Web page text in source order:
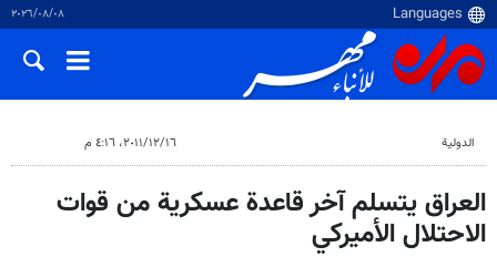
٠٨‏/٠٨‏/٢٠٢٦
الدولية ١٦‏/١٢‏/٢٠١١، ٤:١٦ م
العراق يتسلم آخر قاعدة عسكرية من قوات
الاحتلال الأميركي